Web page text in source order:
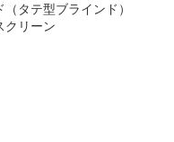
タテ型ブラインド）
クリーン